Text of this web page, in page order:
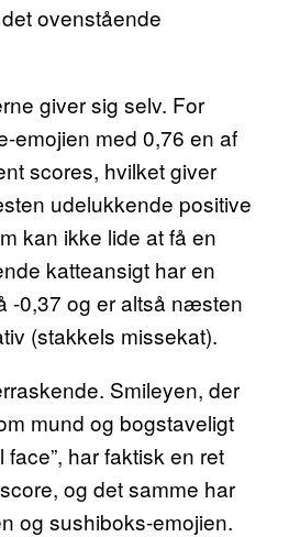
ovenstående
giver sig selv. For
emojien med 0,76 en af
scores, hvilket giver
udelukkende positive
kan ikke lide at få en
katteansigt har en
-0,37 og er altså næsten
(stakkels missekat).
Smileyen, der
mund og bogstaveligt
face”, har faktisk en ret
og det samme har
og sushiboks-emojien.